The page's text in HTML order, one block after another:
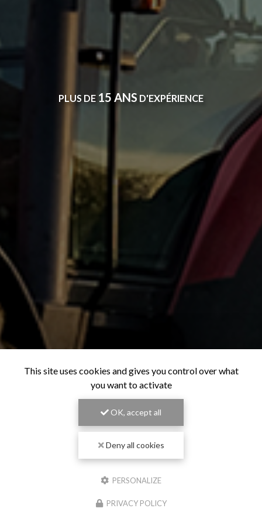
PLUS DE 15 ANS D'EXPÉRIENCE
This site uses cookies and gives you control over what you